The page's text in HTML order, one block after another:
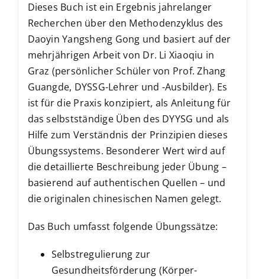
Dieses Buch ist ein Ergebnis jahrelanger
Recherchen über den Methodenzyklus des
Daoyin Yangsheng Gong und basiert auf der
mehrjährigen Arbeit von Dr. Li Xiaoqiu in
Graz (persönlicher Schüler von Prof. Zhang
Guangde, DYSSG-Lehrer und -Ausbilder). Es
ist für die Praxis konzipiert, als Anleitung für
das selbstständige Üben des DYYSG und als
Hilfe zum Verständnis der Prinzipien dieses
Übungssystems. Besonderer Wert wird auf
die detaillierte Beschreibung jeder Übung –
basierend auf authentischen Quellen – und
die originalen chinesischen Namen gelegt.
Das Buch umfasst folgende Übungssätze:
Selbstregulierung zur
Gesundheitsförderung (Körper-